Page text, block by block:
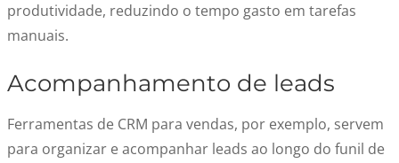
produtividade, reduzindo o tempo gasto em tarefas
manuais.
Acompanhamento de leads
Ferramentas de CRM para vendas, por exemplo, servem
para organizar e acompanhar leads ao longo do funil de